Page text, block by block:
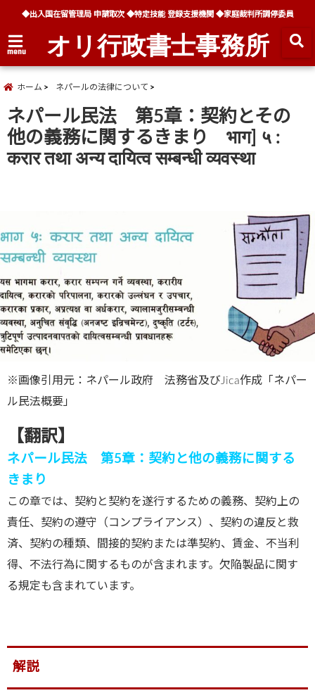
◆出入国在留管理局 申請取次 ◆特定技能 登録支援機関 ◆家庭裁判所調停委員
menu オリ行政書士事務所
ホーム ネパールの法律について
ネパール民法 第5章：契約とその
他の義務に関するきまり भाग] ५ :
करार तथा अन्य दायित्व सम्बन्धी व्यवस्था
※画像引用元：ネパール政府 法務省及びJica作成「ネパー
ル民法概要」
【翻訳】
ネパール民法 第5章：契約と他の義務に関する
きまり
この章では、契約と契約を遂行するための義務、契約上の
責任、契約の遵守（コンプライアンス）、契約の違反と救
済、契約の種類、間接的契約または準契約、賃金、不当利
得、不法行為に関するものが含まれます。欠陥製品に関す
る規定も含まれています。
解説